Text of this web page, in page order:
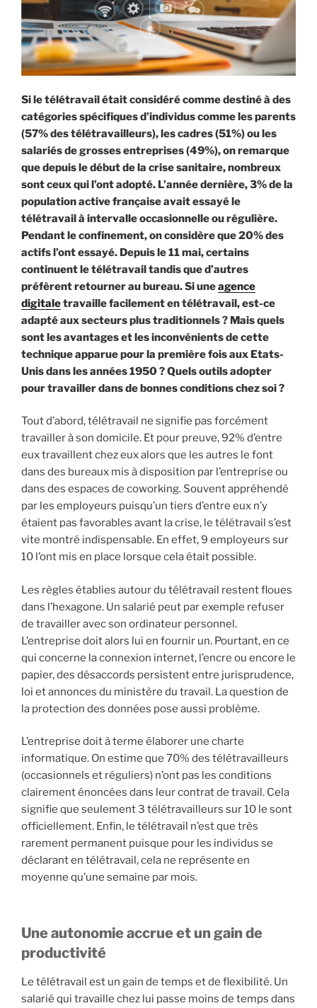
Si le télétravail était considéré comme destiné à des
catégories spécifiques d’individus comme les parents
(57% des télétravailleurs), les cadres (51%) ou les
salariés de grosses entreprises (49%), on remarque
que depuis le début de la crise sanitaire, nombreux
sont ceux qui l’ont adopté. L’année dernière, 3% de la
population active française avait essayé le
télétravail à intervalle occasionnelle ou régulière.
Pendant le confinement, on considère que 20% des
actifs l’ont essayé. Depuis le 11 mai, certains
continuent le télétravail tandis que d’autres
préfèrent retourner au bureau. Si uneagence
digitaletravaille facilement en télétravail, est-ce
adapté aux secteurs plus traditionnels ? Mais quels
sont les avantages et les inconvénients de cette
technique apparue pour la première fois aux Etats-
Unis dans les années 1950 ? Quels outils adopter
pour travailler dans de bonnes conditions chez soi ?
Tout d’abord, télétravail ne signifie pas forcément
travailler à son domicile. Et pour preuve, 92% d’entre
eux travaillent chez eux alors que les autres le font
dans des bureaux mis à disposition par l’entreprise ou
dans des espaces de coworking. Souvent appréhendé
par les employeurs puisqu’un tiers d’entre eux n’y
étaient pas favorables avant la crise, le télétravail s’est
vite montré indispensable. En effet, 9 employeurs sur
10 l’ont mis en place lorsque cela était possible.
Les règles établies autour du télétravail restent floues
dans l’hexagone. Un salarié peut par exemple refuser
de travailler avec son ordinateur personnel.
L’entreprise doit alors lui en fournir un. Pourtant, en ce
qui concerne la connexion internet, l’encre ou encore le
papier, des désaccords persistent entre jurisprudence,
loi et annonces du ministère du travail. La question de
la protection des données pose aussi problème.
L’entreprise doit à terme élaborer une charte
informatique. On estime que 70% des télétravailleurs
(occasionnels et réguliers) n’ont pas les conditions
clairement énoncées dans leur contrat de travail. Cela
signifie que seulement 3 télétravailleurs sur 10 le sont
officiellement. Enfin, le télétravail n’est que très
rarement permanent puisque pour les individus se
déclarant en télétravail, cela ne représente en
moyenne qu’une semaine par mois.
Une autonomie accrue et un gain de
productivité
Le télétravail est un gain de temps et de flexibilité. Un
salarié qui travaille chez lui passe moins de temps dans